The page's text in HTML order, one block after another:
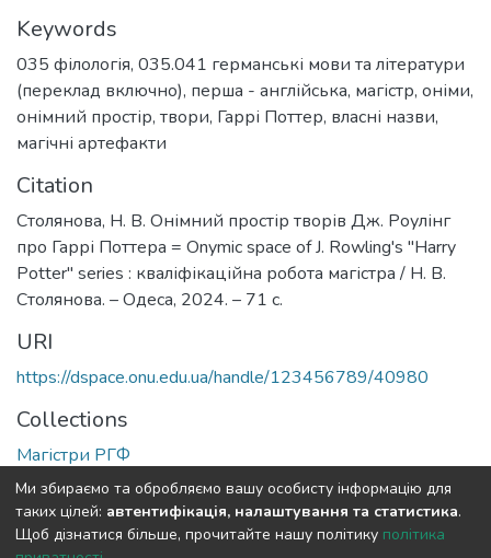
Keywords
035 філологія, 035.041 германські мови та літератури
(переклад включно), перша - англійська, магістр, оніми,
онімний простір, твори, Гаррі Поттер, власні назви,
магічні артефакти
Citation
Столянова, Н. В. Онімний простір творів Дж. Роулінг
про Гаррі Поттера = Onymic space of J. Rowling's "Harry
Potter" series : кваліфікаційна робота магістра / Н. В.
Столянова. – Одеса, 2024. – 71 с.
URI
https://dspace.onu.edu.ua/handle/123456789/40980
Collections
Магістри РГФ
Full item page
Ми збираємо та обробляємо вашу особисту інформацію для
таких цілей: автентифікація, налаштування та статистика.
Щоб дізнатися більше, прочитайте нашу політику політика